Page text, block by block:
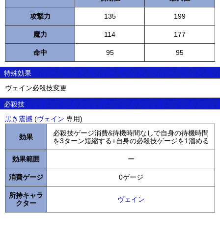
攻撃力 135 199
魔力 114 177
命中 95 95
特殊効果
ヴェイン必殺技変更
必殺技
黒き震撼 (ヴェイン 専用)
効果
必殺技ゲージ消費&待機時間なしで自身の待機時間
を3ターン短縮する+自身の必殺技ゲージを1溜める
効果範囲 ー
消費ゲージ 0ゲージ
所持キャラ
クター
ヴェイン